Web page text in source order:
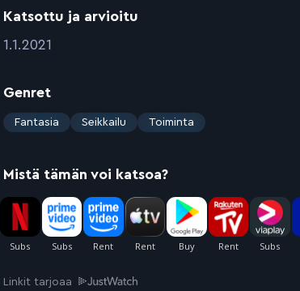
Katsottu ja arvioitu
:1.1.2021
Genret
:
Fantasia Seikkailu Toiminta
Mistä tämän voi katsoa?
Linkit tarjoaa